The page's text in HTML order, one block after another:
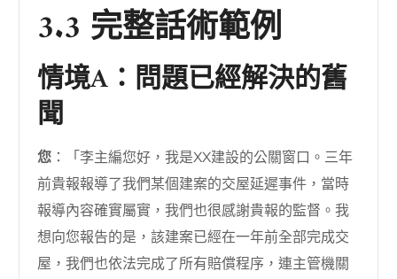
3.3 完整話術範例
情境A：問題已經解決的舊
聞
您 ：「李主編您好，我是XX建設的公關窗口。三年
前貴報報導了我們某個建案的交屋延遲事件，當時
報導內容確實屬實，我們也很感謝貴報的監督。我
想向您報告的是，該建案已經在一年前全部完成交
屋，我們也依法完成了所有賠償程序，連主管機關